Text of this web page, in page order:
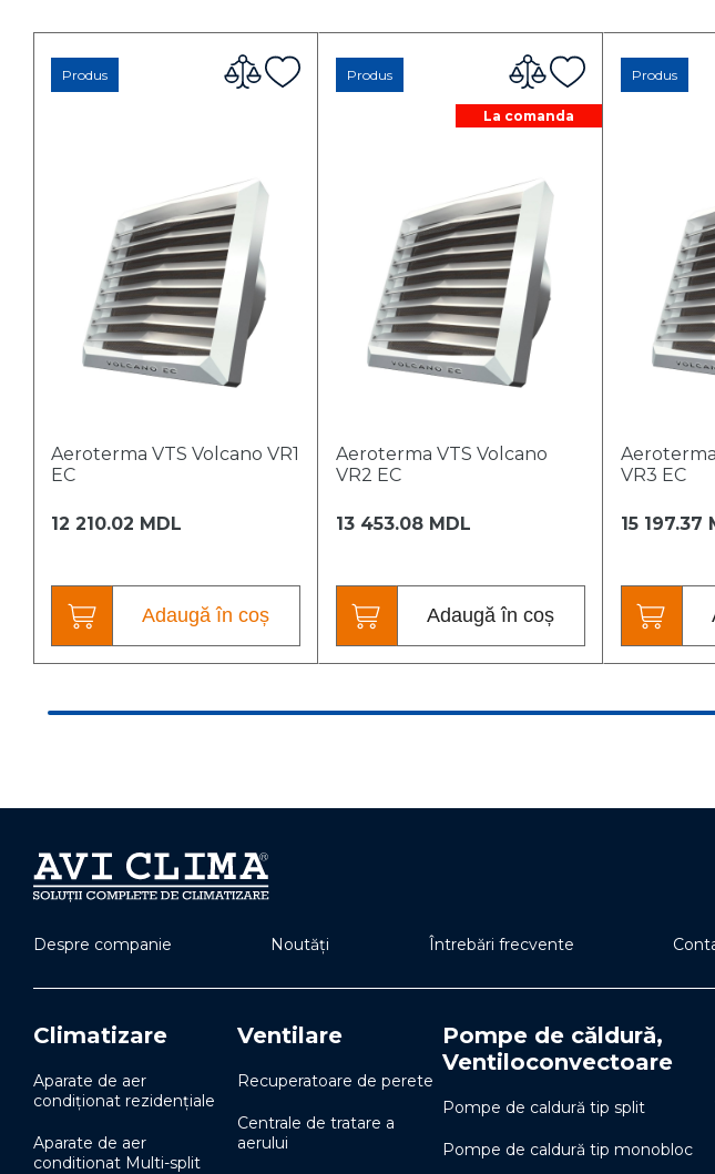
Produs
Aeroterma VTS Volcano VR1
EC
12 210.02 MDL
Adaugă în coș
La comanda
Produs
Aeroterma VTS Volcano
VR2 EC
13 453.08 MDL
Adaugă în coș
Produs
VR3 EC
15 197.37
Despre companie Noutăți Întrebări frecvente
Climatizare
Aparate de aer
condiționat rezidențiale
Aparate de aer
conditionat Multi-split
Ventilare
Recuperatoare de perete
Centrale de tratare a
aerului
Pompe de căldură,
Ventiloconvectoare
Pompe de caldură tip split
Pompe de caldură tip monobloc